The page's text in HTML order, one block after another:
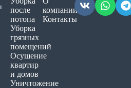
после
потопа
Уборка
грязных
помещений
Осушение
квартир
и домов
Уничтожение
компании
Контакты